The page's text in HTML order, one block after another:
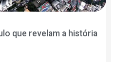
que revelam a história